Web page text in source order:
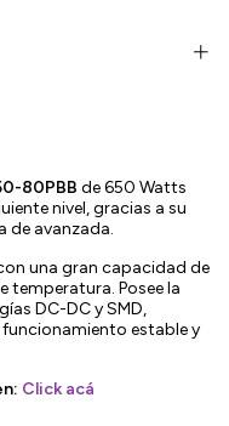
80PBB de 650 Watts
nivel, gracias a su
de avanzada.
una gran capacidad de
temperatura. Posee la
DC-DC y SMD,
estable y
Click acá